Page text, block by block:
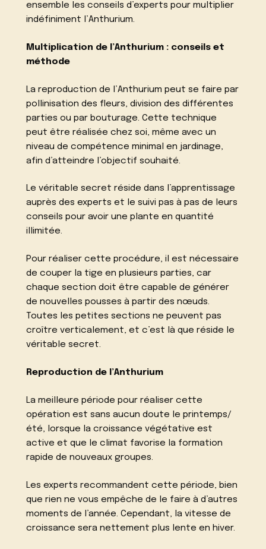
ensemble les conseils d’experts pour multiplier
indéfiniment l’Anthurium.
Multiplication de l’Anthurium : conseils et
méthode
La reproduction de l’Anthurium peut se faire par
pollinisation des fleurs, division des différentes
parties ou par bouturage. Cette technique
peut être réalisée chez soi, même avec un
niveau de compétence minimal en jardinage,
afin d’atteindre l’objectif souhaité.
Le véritable secret réside dans l’apprentissage
auprès des experts et le suivi pas à pas de leurs
conseils pour avoir une plante en quantité
illimitée.
Pour réaliser cette procédure, il est nécessaire
de couper la tige en plusieurs parties, car
chaque section doit être capable de générer
de nouvelles pousses à partir des nœuds.
Toutes les petites sections ne peuvent pas
croître verticalement, et c’est là que réside le
véritable secret.
Reproduction de l’Anthurium
La meilleure période pour réaliser cette
opération est sans aucun doute le printemps/
été, lorsque la croissance végétative est
active et que le climat favorise la formation
rapide de nouveaux groupes.
Les experts recommandent cette période, bien
que rien ne vous empêche de le faire à d’autres
moments de l’année. Cependant, la vitesse de
croissance sera nettement plus lente en hiver.